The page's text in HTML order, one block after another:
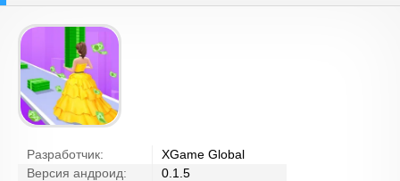
Разработчик:
XGame Global
Версия андроид:
0.1.5